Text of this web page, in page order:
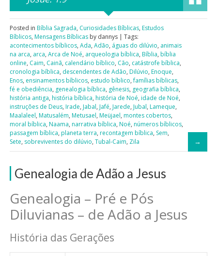
Posted in Bíblia Sagrada, Curiosidades Bíblicas, Estudos
Bíblicos, Mensagens Bíblicas by dannys | Tags:
acontecimentos bíblicos, Ada, Adão, águas do dilúvio, animais
na arca, arca, Arca de Noé, arqueologia bíblica, Bíblia, bíblia
online, Caim, Cainã, calendário bíblico, Cão, catástrofe bíblica,
cronologia bíblica, descendentes de Adão, Dilúvio, Enoque,
Enos, ensinamentos bíblicos, estudo bíblico,famílias bíblicas,
fé e obediência, genealogia bíblica, gênesis, geografia bíblica,
história antiga, história bíblica, história de Noé, idade de Noé,
instruções de Deus, Irade, Jabal, Jafé, Jarede, Jubal, Lameque,
Maalaleel, Matusalém, Metusael, Meüjael, montes cobertos,
moral bíblica, Naama, narrativa bíblica, Noé, números bíblicos,
passagem bíblica, planeta terra, recontagem bíblica, Sem,
Sete, sobreviventes do dilúvio, Tubal-Caim, Zila
Genealogia de Adão a Jesus
Genealogia – Pré e Pós
Diluvianas – de Adão a Jesus
História das Gerações